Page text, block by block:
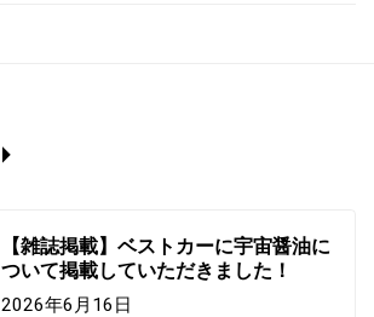
【雑誌掲載】ベストカーに宇宙醤油に
ついて掲載していただきました！
2026年6月16日